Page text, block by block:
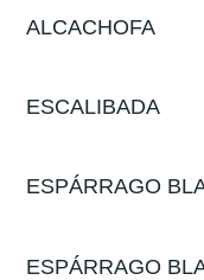
ALCACHOFA
ESCALIBADA
ESPÁRRAGO
ESPÁRRAGO